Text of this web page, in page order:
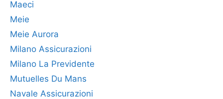
Maeci
Meie
Meie Aurora
Milano Assicurazioni
Milano La Previdente
Mutuelles Du Mans
Navale Assicurazioni